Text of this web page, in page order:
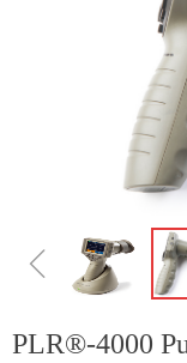
ꁆ
PLR®-4000